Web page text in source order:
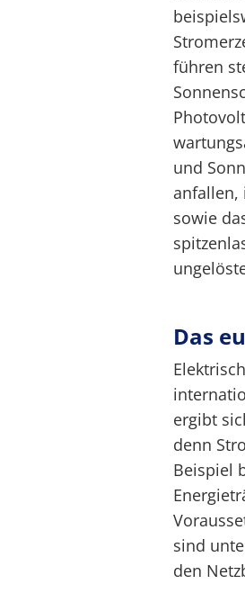
führen
und
anfallen,
sowie
Das
ergibt
denn
Beispiel
sind
den